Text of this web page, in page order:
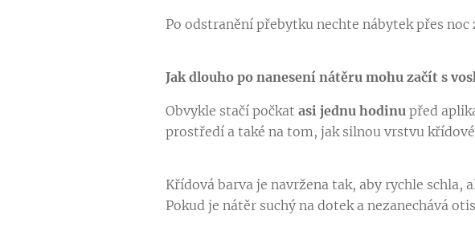
Po odstranění přebytku nechte nábytek přes
Jak dlouho po nanesení nátěru mohu začít s
Obvykle stačí počkat asi jednu hodinupřed
prostředí a také na tom, jak silnou vrstvu
Křídová barva je navržena tak, aby rychle schla,
Pokud je nátěr suchý na dotek a nezanechává